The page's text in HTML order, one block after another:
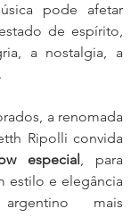
pode afetar
de espírito,
a nostalgia, a
a renomada
Ripolli convida
especial, para
estilo e elegância